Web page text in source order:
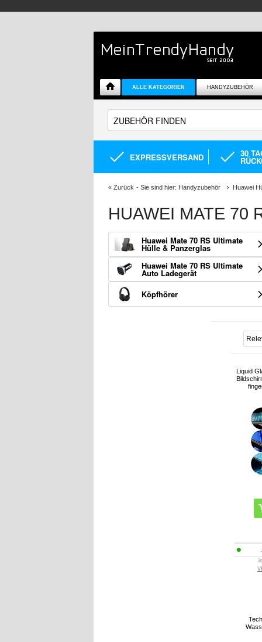
ALLE KATEGORIEN HANDYZUBEHÖR
EXPRESSVERSAND 30
« Zurück - Sie sind hier: Handyzubehör Huawei
HUAWEI MATE 70
Huawei Mate 70 RS Ultimate
Hülle & Panzerglas
Huawei Mate 70 RS Ultimate
Auto Ladegerät
Köpfhörer
Liquid